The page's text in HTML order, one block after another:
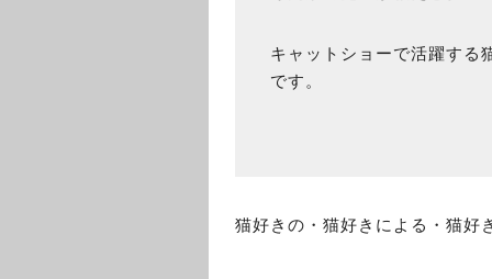
キャットショーで活躍する
です。
猫好きの・猫好きによる・猫好